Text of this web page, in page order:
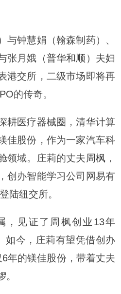
与钟慧娟（翰森制药）、
张月娥（普华和顺 ）夫妇
港交所，二级市场即将再
的传奇。
耕医疗器械圈，清华计算
佳股份，作为一家汽车科
领域。庄莉的丈夫周枫 ，
创办智能学习公司网易有
陆纽交所。
，见证了周枫创业13年
如今，庄莉有望凭借创办
年的镁佳股份，带着丈夫